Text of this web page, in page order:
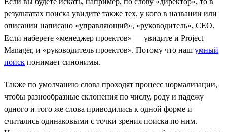
результатах поиска увидите также тех, у кого в названии или
описании написано «управляющий», «руководитель», CEO.
Если наберете «менеджер проектов» — увидите и Project
Manager, и «руководитель проектов». Потому что наш умный
поиск понимает синонимы.
Также по умолчанию слова проходят процесс нормализации,
чтобы разнообразные склонения по числу, роду и падежу
одного и того же слова приводились к одной форме и
считались одинаковыми с точки зрения поиска по ним.